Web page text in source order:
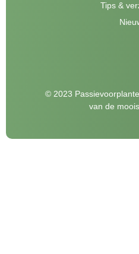
Tips &
© 2023
van de